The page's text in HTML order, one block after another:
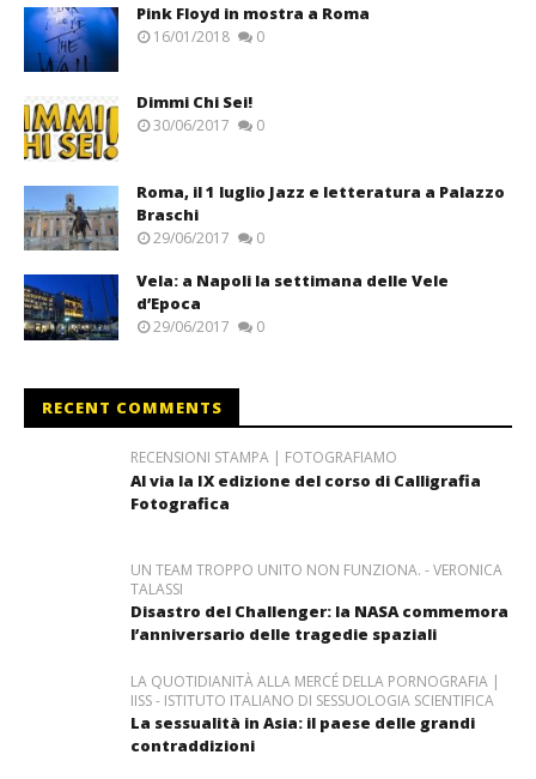
Pink Floyd in mostra a Roma
16/01/2018 0
Dimmi Chi Sei!
30/06/2017 0
Roma, il 1 luglio Jazz e letteratura a Palazzo
Braschi
29/06/2017 0
Vela: a Napoli la settimana delle Vele
d’Epoca
29/06/2017 0
RECENT COMMENTS
RECENSIONI STAMPA | FOTOGRAFIAMO
Al via la IX edizione del corso di Calligrafia
Fotografica
UN TEAM TROPPO UNITO NON FUNZIONA. - VERONICA
TALASSI
Disastro del Challenger: la NASA commemora
l’anniversario delle tragedie spaziali
LA QUOTIDIANITÀ ALLA MERCÉ DELLA PORNOGRAFIA |
IISS - ISTITUTO ITALIANO DI SESSUOLOGIA SCIENTIFICA
La sessualità in Asia: il paese delle grandi
contraddizioni